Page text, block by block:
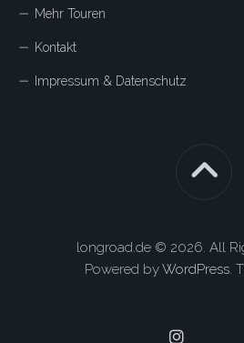
Mehr Touren
Kontakt
Impressum & Datenschutz
longroad.de © 2026. All
Powered byWordPress.